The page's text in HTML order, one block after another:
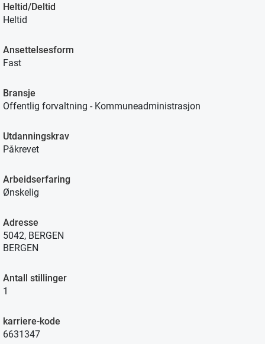
Heltid/Deltid
Heltid
Ansettelsesform
Fast
Bransje
Offentlig forvaltning - Kommuneadministrasjon
Utdanningskrav
Påkrevet
Arbeidserfaring
Ønskelig
Adresse
5042, BERGEN
BERGEN
Antall stillinger
1
karriere-kode
6631347